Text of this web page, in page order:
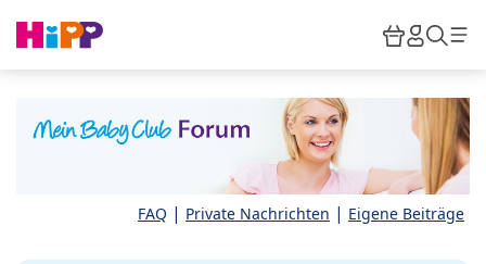
HiPP
FAQ | Private Nachrichten | Eigene Beiträge